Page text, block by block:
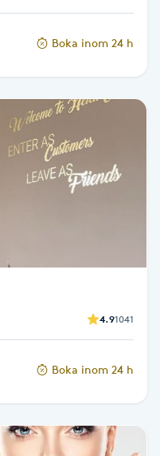
Boka inom 24 h
4.91041
Boka inom 24 h